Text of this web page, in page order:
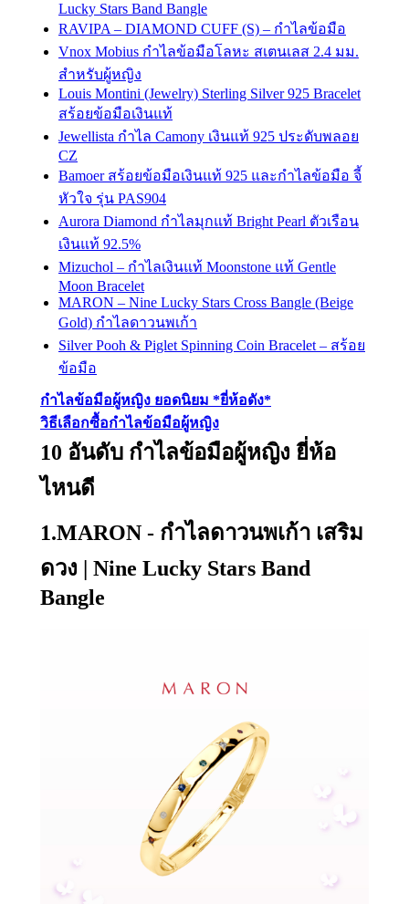
Lucky Stars Band Bangle
RAVIPA – DIAMOND CUFF (S) – กำไลข้อมือ
Vnox Mobius กําไลข้อมือโลหะ สเตนเลส 2.4 มม.
สําหรับผู้หญิง
Louis Montini (Jewelry) Sterling Silver 925 Bracelet
สร้อยข้อมือเงินแท้
Jewellista กำไล Camony เงินแท้ 925 ประดับพลอย
CZ
Bamoer สร้อยข้อมือเงินแท้ 925 และกําไลข้อมือ จี้
หัวใจ รุ่น PAS904
Aurora Diamond กำไลมุกแท้ Bright Pearl ตัวเรือน
เงินแท้ 92.5%
Mizuchol – กำไลเงินแท้ Moonstone แท้ Gentle
Moon Bracelet
MARON – Nine Lucky Stars Cross Bangle (Beige
Gold) กำไลดาวนพเก้า
Silver Pooh & Piglet Spinning Coin Bracelet – สร้อย
ข้อมือ
กำไลข้อมือผู้หญิง ยอดนิยม *ยี่ห้อดัง*
วิธีเลือกซื้อกำไลข้อมือผู้หญิง
10 อันดับ กำไลข้อมือผู้หญิง ยี่ห้อ
ไหนดี
1.MARON - กำไลดาวนพเก้า เสริม
ดวง | Nine Lucky Stars Band
Bangle